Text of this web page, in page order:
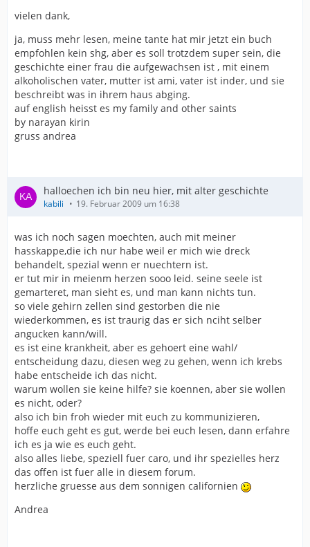
vielen dank,
ja, muss mehr lesen, meine tante hat mir jetzt ein buch
empfohlen kein shg, aber es soll trotzdem super sein, die
geschichte einer frau die aufgewachsen ist , mit einem
alkoholischen vater, mutter ist ami, vater ist inder, und sie
beschreibt was in ihrem haus abging.
auf english heisst es my family and other saints
by narayan kirin
gruss andrea
halloechen ich bin neu hier, mit alter geschichte
kabili 19. Februar 2009 um 16:38
was ich noch sagen moechten, auch mit meiner
hasskappe,die ich nur habe weil er mich wie dreck
behandelt, spezial wenn er nuechtern ist.
er tut mir in meienm herzen sooo leid. seine seele ist
gemarteret, man sieht es, und man kann nichts tun.
so viele gehirn zellen sind gestorben die nie
wiederkommen, es ist traurig das er sich nciht selber
angucken kann/will.
es ist eine krankheit, aber es gehoert eine wahl/
entscheidung dazu, diesen weg zu gehen, wenn ich krebs
habe entscheide ich das nicht.
warum wollen sie keine hilfe? sie koennen, aber sie wollen
es nicht, oder?
also ich bin froh wieder mit euch zu kommunizieren,
hoffe euch geht es gut, werde bei euch lesen, dann erfahre
ich es ja wie es euch geht.
also alles liebe, speziell fuer caro, und ihr spezielles herz
das offen ist fuer alle in diesem forum.
herzliche gruesse aus dem sonnigen californien
Andrea